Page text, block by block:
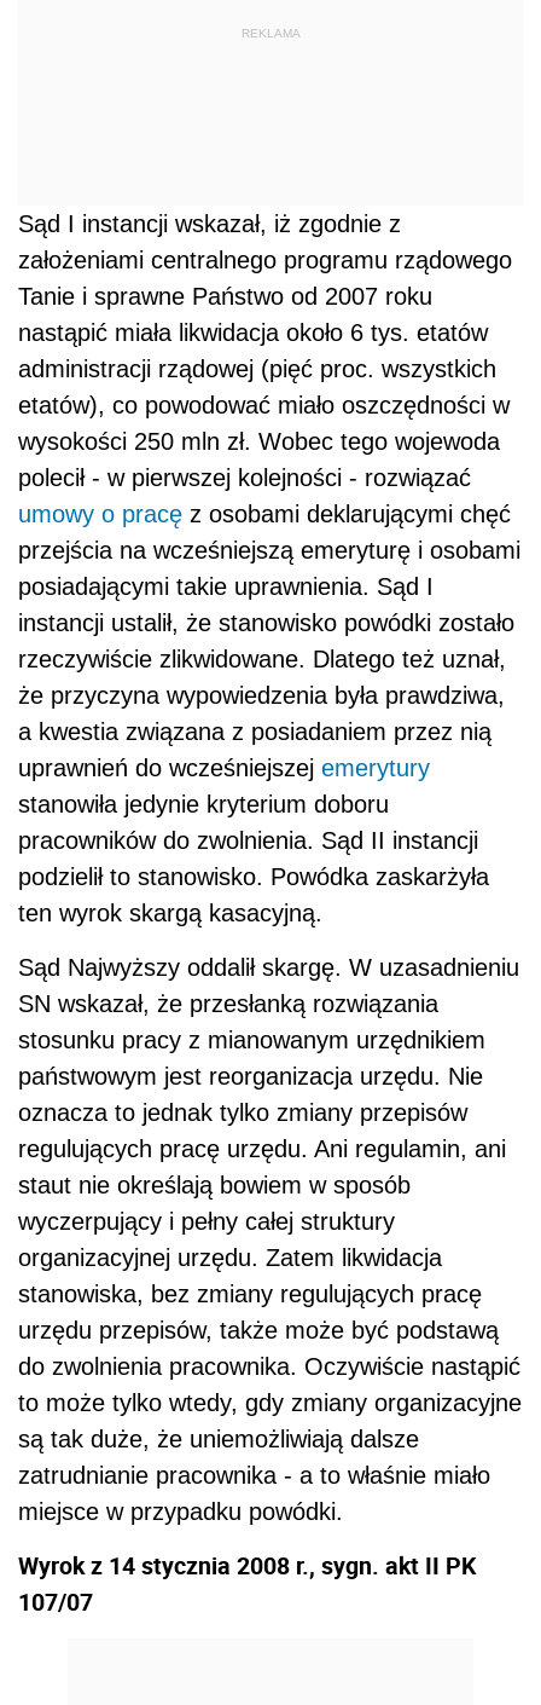
REKLAMA
Sąd I instancji wskazał, iż zgodnie z
założeniami centralnego programu rządowego
Tanie i sprawne Państwo od 2007 roku
nastąpić miała likwidacja około 6 tys. etatów
administracji rządowej (pięć proc. wszystkich
etatów), co powodować miało oszczędności w
wysokości 250 mln zł. Wobec tego wojewoda
polecił - w pierwszej kolejności - rozwiązać
umowy o pracę z osobami deklarującymi chęć
przejścia na wcześniejszą emeryturę i osobami
posiadającymi takie uprawnienia. Sąd I
instancji ustalił, że stanowisko powódki zostało
rzeczywiście zlikwidowane. Dlatego też uznał,
że przyczyna wypowiedzenia była prawdziwa,
a kwestia związana z posiadaniem przez nią
uprawnień do wcześniejszej emerytury
stanowiła jedynie kryterium doboru
pracowników do zwolnienia. Sąd II instancji
podzielił to stanowisko. Powódka zaskarżyła
ten wyrok skargą kasacyjną.
Sąd Najwyższy oddalił skargę. W uzasadnieniu
SN wskazał, że przesłanką rozwiązania
stosunku pracy z mianowanym urzędnikiem
państwowym jest reorganizacja urzędu. Nie
oznacza to jednak tylko zmiany przepisów
regulujących pracę urzędu. Ani regulamin, ani
staut nie określają bowiem w sposób
wyczerpujący i pełny całej struktury
organizacyjnej urzędu. Zatem likwidacja
stanowiska, bez zmiany regulujących pracę
urzędu przepisów, także może być podstawą
do zwolnienia pracownika. Oczywiście nastąpić
to może tylko wtedy, gdy zmiany organizacyjne
są tak duże, że uniemożliwiają dalsze
zatrudnianie pracownika - a to właśnie miało
miejsce w przypadku powódki.
Wyrok z 14 stycznia 2008 r., sygn. akt II PK
107/07